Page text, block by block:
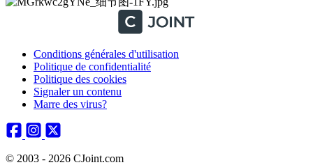
Conditions générales d'utilisation
Politique de confidentialité
Politique des cookies
Signaler un contenu
Marre des virus?
© 2003 - 2026 CJoint.com